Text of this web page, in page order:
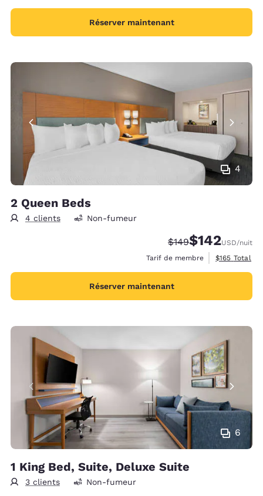
Réserver maintenant
4
2 Queen Beds
4 clients Non-fumeur
Tarif barré :
$149Tarif réduit :
$142USD/nuit
Tarif de membre
Afficher les
$165 Total
Réserver maintenant
6
1 King Bed, Suite, Deluxe Suite
3 clients Non-fumeur